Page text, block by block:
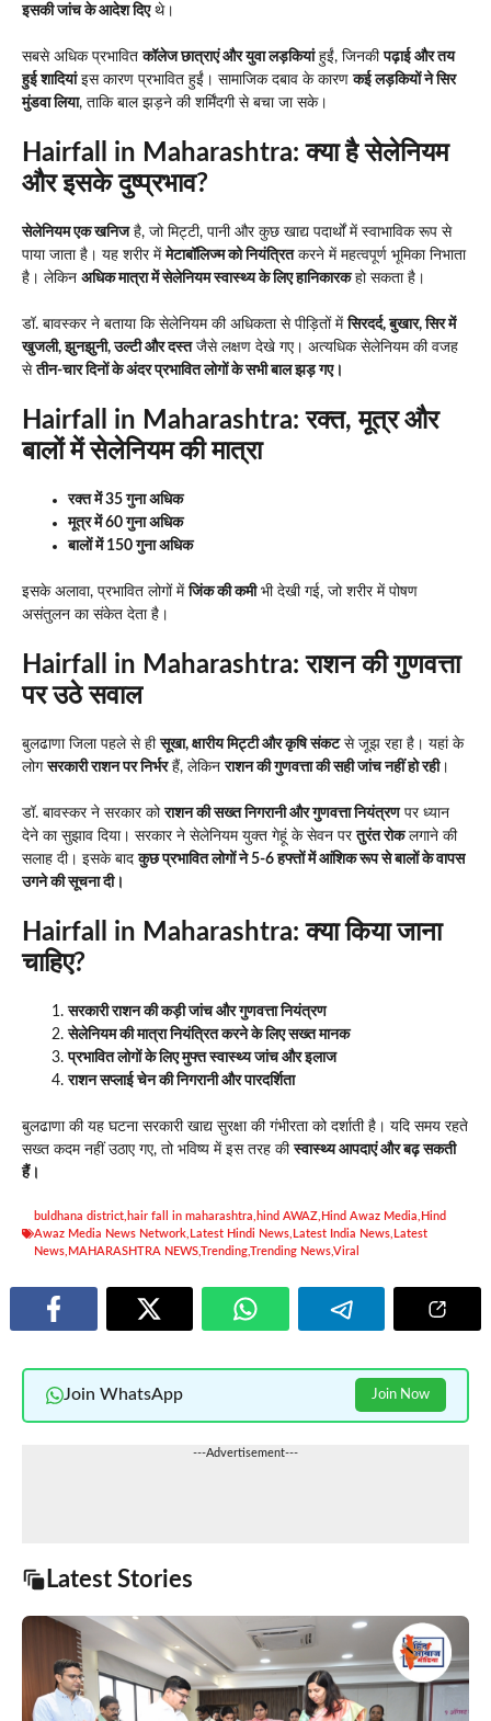
इसकी जांच के आदेश दिएथे।
सबसे अधिक प्रभावितकॉलेज छात्राएं और युवा लड़कियांहुईं, जिनकीपढ़ाई और तय
हुई शादियांइस कारण प्रभावित हुईं। सामाजिक दबाव के कारणकई लड़कियों ने सिर
मुंडवा लिया, ताकि बाल झड़ने की शर्मिंदगी से बचा जा सके।
Hairfall in Maharashtra:क्या है सेलेनियम
और इसके दुष्प्रभाव?
सेलेनियम एक खनिजहै, जो मिट्टी, पानी और कुछ खाद्य पदार्थों में स्वाभाविक रूप से
पाया जाता है। यह शरीर मेंमेटाबॉलिज्म को नियंत्रितकरने में महत्वपूर्ण भूमिका निभाता
है। लेकिन अधिक मात्रा में सेलेनियम स्वास्थ्य के लिए हानिकारकहो सकता है।
डॉ. बावस्कर ने बताया कि सेलेनियम की अधिकता से पीड़ितों मेंसिरदर्द, बुखार, सिर में
खुजली, झुनझुनी, उल्टी और दस्तजैसे लक्षण देखे गए। अत्यधिक सेलेनियम की वजह
सेतीन-चार दिनों के अंदर प्रभावित लोगों के सभी बाल झड़ गए।
Hairfall in Maharashtra: रक्त, मूत्र और
बालों में सेलेनियम की मात्रा
रक्त में 35 गुना अधिक
मूत्र में 60 गुना अधिक
बालों में 150 गुना अधिक
इसके अलावा, प्रभावित लोगों मेंजिंक की कमीभी देखी गई, जो शरीर में पोषण
असंतुलन का संकेत देता है।
Hairfall in Maharashtra: राशन की गुणवत्ता
पर उठे सवाल
बुलढाणा जिला पहले से हीसूखा, क्षारीय मिट्टी और कृषि संकटसे जूझ रहा है। यहां के
लोगसरकारी राशन पर निर्भरहैं, लेकिनराशन की गुणवत्ता की सही जांच नहीं हो रही।
डॉ. बावस्कर ने सरकार कोराशन की सख्त निगरानी और गुणवत्ता नियंत्रणपर ध्यान
देने का सुझाव दिया। सरकार ने सेलेनियम युक्त गेहूं के सेवन परतुरंत रोकलगाने की
सलाह दी। इसके बादकुछ प्रभावित लोगों ने 5-6 हफ्तों में आंशिक रूप से बालों के वापस
उगने की सूचना दी।
Hairfall in Maharashtra: क्या किया जाना
चाहिए?
सरकारी राशन की कड़ी जांच और गुणवत्ता नियंत्रण
सेलेनियम की मात्रा नियंत्रित करने के लिए सख्त मानक
प्रभावित लोगों के लिए मुफ्त स्वास्थ्य जांच और इलाज
राशन सप्लाई चेन की निगरानी और पारदर्शिता
बुलढाणा की यह घटना सरकारी खाद्य सुरक्षा की गंभीरता को दर्शाती है। यदि समय रहते
सख्त कदम नहीं उठाए गए, तो भविष्य में इस तरह कीस्वास्थ्य आपदाएं और बढ़ सकती
हैं।
buldhana district hair fall in maharashtra hind AWAZ Hind Awaz Media Hind
Awaz Media News Network Latest Hindi News Latest India News Latest
News MAHARASHTRA NEWSTrendingTrending NewsViral
Join WhatsApp Join Now
---Advertisement---
Latest Stories